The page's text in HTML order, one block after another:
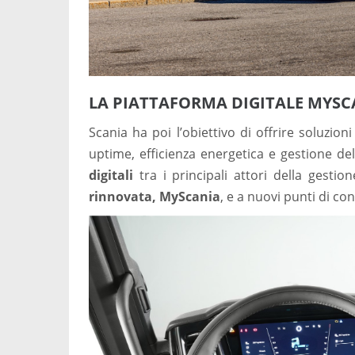
LA PIATTAFORMA DIGITALE
Scania ha poi l’obiettivo di offrire
uptime, efficienza energetica e gestione
digitali tra i principali attori della
rinnovata, MyScania, e a nuovi punti di